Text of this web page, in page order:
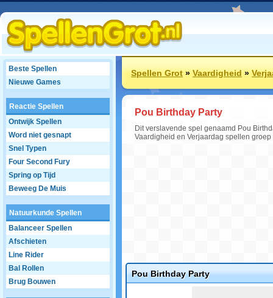
Beste Spellen
Nieuwe Games
Reactie Spellen
Ontwijk Spellen
Word niet gesnapt
Snel Typen
Four Second Fury
Spring op Tijd
Beweeg De Muis
Natuurkunde Spellen
Balanceer Spellen
Afschieten
Line Rider
Bal Rollen
Brug Bouwen
Spellen Grot»Vaardigheid»
Pou Birthday Party
Dit verslavende spel genaamd Pou
Vaardigheid en Verjaardag spellen groep
Pou Birthday Party